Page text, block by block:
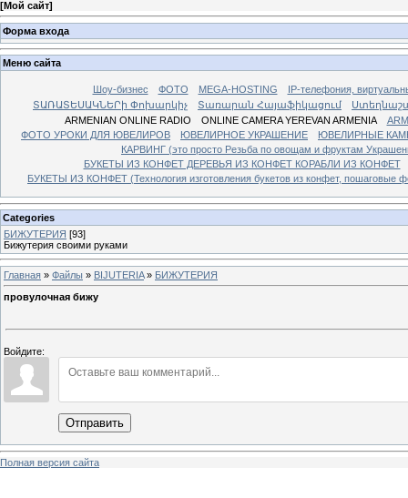
[Мой сайт]
Форма входа
Меню сайта
Шоу-бизнес ФОТО MEGA-HOSTING
IP-телефония,
ՏԱՌԱՏԵՍԱԿՆԵՐի Փոխարկիչ
Տառարան Հայաֆիկացում
ARMENIAN ONLINE RADIO
ONLINE CAMERA YEREVAN ARMENIA
ФОТО УРОКИ ДЛЯ ЮВЕЛИРОВ
ЮВЕЛИРНОЕ УКРАШЕНИЕ
ЮВЕЛИРНЫЕ
КАРВИНГ (это просто Резьба по овощам и фруктам
БУКЕТЫ ИЗ КОНФЕТ ДЕРЕВЬЯ ИЗ КОНФЕТ КОРАБЛИ ИЗ КОНФЕТ
БУКЕТЫ ИЗ КОНФЕТ (Технология изготовления букетов из конфет, пошаговые
Categories
БИЖУТЕРИЯ [93]
Бижутерия своими руками
Главная » Файлы » BIJUTERIA» БИЖУТЕРИЯ
провулочная бижу
Войдите:
Отправить
Полная версия сайта